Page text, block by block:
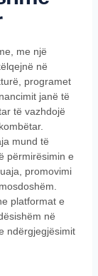
me një
në
programet
janë të
të vazhdojë
mund të
përmirësimin e
promovimi
platformat e
në
ndërgjegjësimit